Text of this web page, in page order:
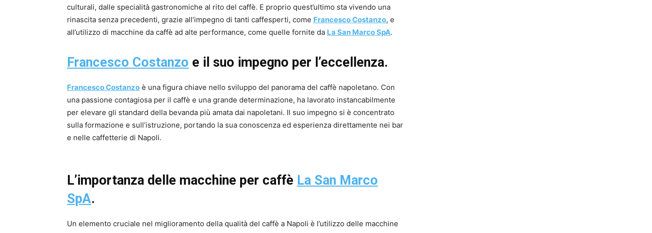
culturali, dalle specialità gastronomiche al rito del caffè. E proprio quest’ultimo sta vivendo una
rinascita senza precedenti, grazie all’impegno di tanti caffesperti, come Francesco Costanzo, e
all’utilizzo di macchine da caffè ad alte performance, come quelle fornite da La San Marco SpA.
Francesco Costanzo e il suo impegno per l’eccellenza.
Francesco Costanzo è una figura chiave nello sviluppo del panorama del caffè napoletano. Con
una passione contagiosa per il caffè e una grande determinazione, ha lavorato instancabilmente
per elevare gli standard della bevanda più amata dai napoletani. Il suo impegno si è concentrato
sulla formazione e sull’istruzione, portando la sua conoscenza ed esperienza direttamente nei bar
e nelle caffetterie di Napoli.
L’importanza delle macchine per caffè La San Marco
SpA.
Un elemento cruciale nel miglioramento della qualità del caffè a Napoli è l’utilizzo delle macchine